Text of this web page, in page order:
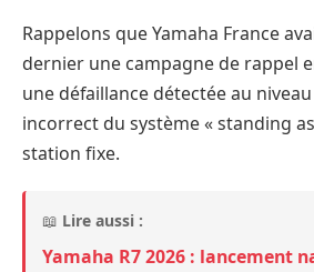
Rappelons que Yamaha France
dernier une campagne de rappel
une défaillance détectée au
incorrect du système « standing
station fixe.
📖 Lire aussi :
Yamaha R7 2026 : lancement